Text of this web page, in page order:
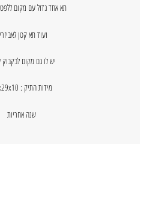
תא אחד גדול עם מקום ללפטופ
ועוד תא קטן
יש לו גם מקום
מידות התיק : 46x29x10
שנה אחריות